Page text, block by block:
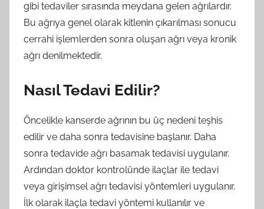
gibi tedaviler sırasında meydana gelen ağrılardır.
Bu ağrıya genel olarak kitlenin çıkarılması sonucu
cerrahi işlemlerden sonra oluşan ağrı veya kronik
ağrı denilmektedir.
Nasıl Tedavi Edilir?
Öncelikle kanserde ağrının bu üç nedeni teşhis
edilir ve daha sonra tedavisine başlanır. Daha
sonra tedavide ağrı basamak tedavisi uygulanır.
Ardından doktor kontrolünde ilaçlar ile tedavi
veya girişimsel ağrı tedavisi yöntemleri uygulanır.
İlk olarak ilaçla tedavi yöntemi kullanılır ve